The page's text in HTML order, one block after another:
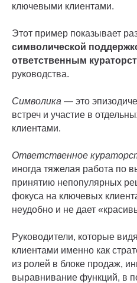
ключевыми клиентами.
Этот пример показывает
символической
ответственным
руководства.
Символика — это
встреч и участие в
клиентами.
Ответственное
иногда тяжелая работа по
принятию непопулярных
фокуса на ключевых
неудобно и не дает
Руководители, которые
клиентами именно как
из ролей в блоке продаж,
выравнивание функций, в